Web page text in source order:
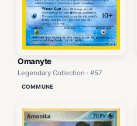
Omanyte
Legendary Collection · #57
COMMUNE